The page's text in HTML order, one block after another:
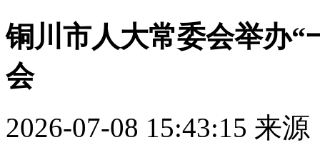
铜川市人大常委会举办“
会
2026-07-08 15:43:15 来源